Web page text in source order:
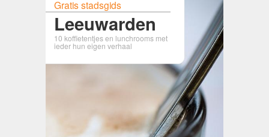
Gratis stadsgids
Leeuwarden
10 koffietentjes en lunchrooms met
ieder hun eigen verhaal